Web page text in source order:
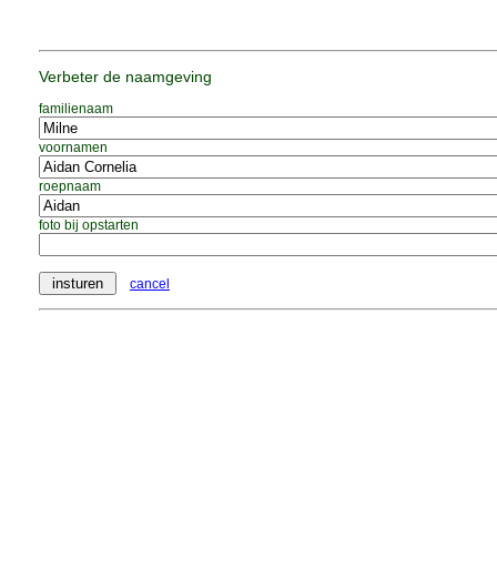
Verbeter de naamgeving
familienaam
voornamen
roepnaam
foto bij opstarten
cancel